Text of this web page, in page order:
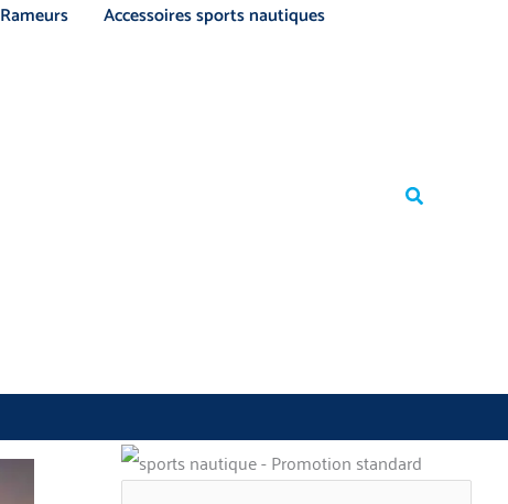
Rameurs
Accessoires sports nautiques
Rechercher
Rechercher